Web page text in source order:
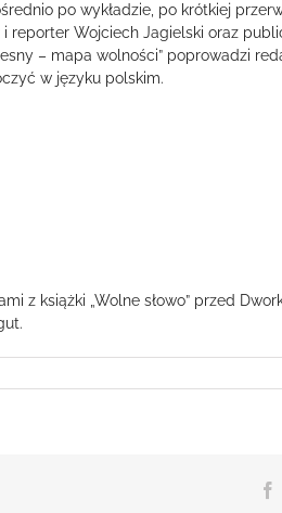
po wykładzie, po krótkiej
reporter Wojciech Jagielski oraz
– mapa wolności” poprowadzi
w języku polskim.
z książki „Wolne słowo” przed